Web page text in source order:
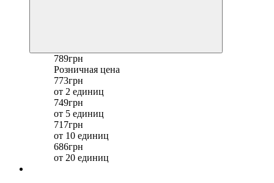
789грн
Розничная цена
773грн
от 2 единиц
749грн
от 5 единиц
717грн
от 10 единиц
686грн
от 20 единиц